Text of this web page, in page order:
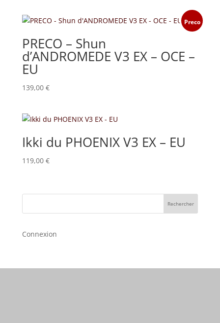
était :
est :
Preco
PRECO – Shun
d’ANDROMEDE V3 EX – OCE –
EU
139,00 €
Ikki du PHOENIX V3 EX – EU
119,00 €
Rechercher
Connexion